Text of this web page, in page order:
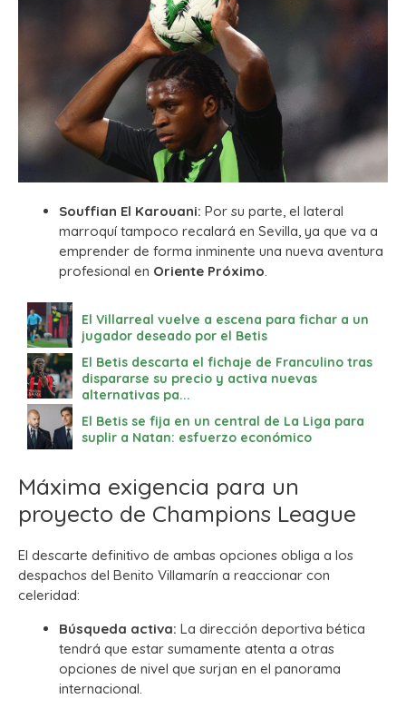
Souffian El Karouani: Por su parte, el lateral
marroquí tampoco recalará en Sevilla, ya que va a
emprender de forma inminente una nueva aventura
profesional en Oriente Próximo.
El Villarreal vuelve a escena para fichar a un
jugador deseado por el Betis
El Betis descarta el fichaje de Franculino tras
dispararse su precio y activa nuevas
alternativas pa...
El Betis se fija en un central de La Liga para
suplir a Natan: esfuerzo económico
Máxima exigencia para un
proyecto de Champions League
El descarte definitivo de ambas opciones obliga a los
despachos del Benito Villamarín a reaccionar con
celeridad:
Búsqueda activa: La dirección deportiva bética
tendrá que estar sumamente atenta a otras
opciones de nivel que surjan en el panorama
internacional.